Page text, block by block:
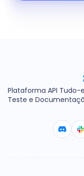
Plataforma API Tudo-
Teste e